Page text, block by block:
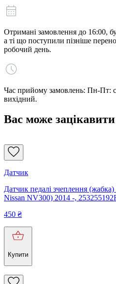
Отримані замовлення до 16:00,
а ті що поступили пізніше
робочий день.
Час прийому замовлень: Пн-Пт:
вихідний.
Вас може зацікавити
Датчик
Датчик педалі зчеплення
Nissan NV300) 2014 -,
450 ₴
Купити